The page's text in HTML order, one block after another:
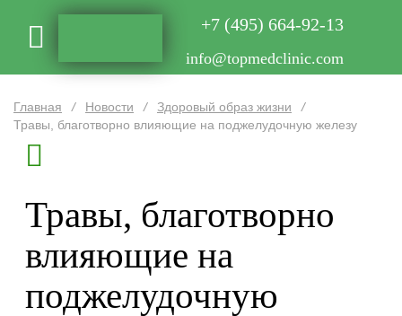
+7 (495) 664-92-13
info@topmedclinic.com
Главная / Новости / Здоровый образ жизни
/
Травы, благотворно влияющие на поджелудочную железу
Травы, благотворно
влияющие на
поджелудочную